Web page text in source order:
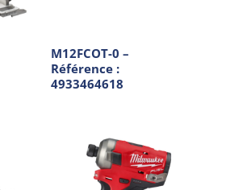
M12FCOT-0 –
Référence :
4933464618